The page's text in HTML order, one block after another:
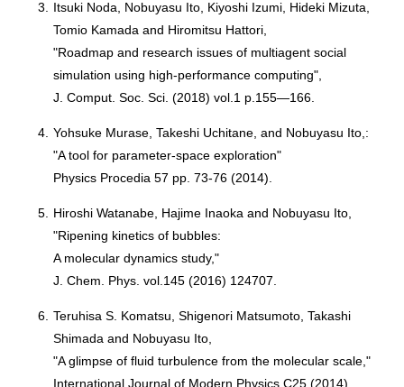
3.
Itsuki Noda, Nobuyasu Ito, Kiyoshi Izumi, Hideki Mizuta,
Tomio Kamada and Hiromitsu Hattori,
"Roadmap and research issues of multiagent social
simulation using high-performance computing",
J. Comput. Soc. Sci. (2018) vol.1 p.155—166.
4. Yohsuke Murase, Takeshi Uchitane, and Nobuyasu Ito,:
"A tool for parameter-space exploration"
Physics Procedia 57 pp. 73-76 (2014).
5.
Hiroshi Watanabe, Hajime Inaoka and Nobuyasu Ito,
"Ripening kinetics of bubbles:
A molecular dynamics study,"
J. Chem. Phys. vol.145 (2016) 124707.
6. Teruhisa S. Komatsu, Shigenori Matsumoto, Takashi
Shimada and Nobuyasu Ito,
"A glimpse of fluid turbulence from the molecular scale,"
International Journal of Modern Physics C25 (2014)